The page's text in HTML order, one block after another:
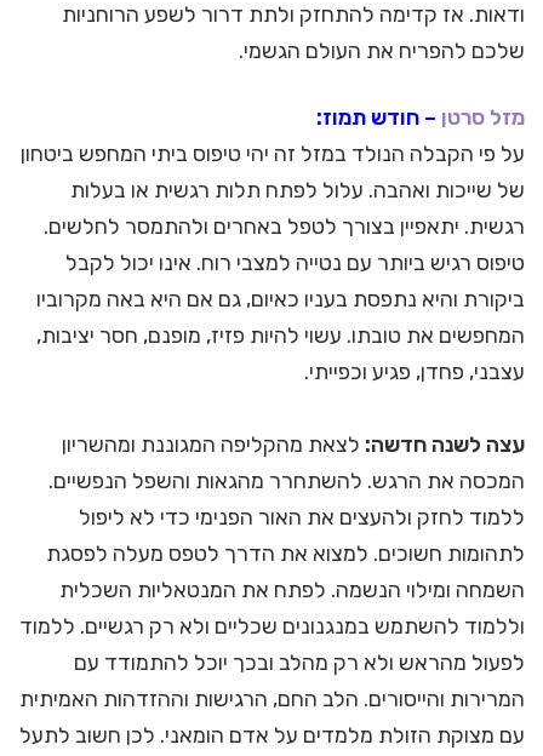
ודאות. אז קדימה להתחזק ולתת דרור לשפע הרוחניות
שלכם להפריח את העולם הגשמי.
מזל סרטן – חודש תמוז:
על פי הקבלה הנולד במזל זה יהי טיפוס ביתי המחפש ביטחון
של שייכות ואהבה. עלול לפתח תלות רגשית או בעלות
רגשית. יתאפיין בצורך לטפל באחרים ולהתמסר לחלשים.
טיפוס רגיש ביותר עם נטייה למצבי רוח. אינו יכול לקבל
ביקורת והיא נתפסת בעניו כאיום, גם אם היא באה מקרוביו
המחפשים את טובתו. עשוי להיות פזיז, מופנם, חסר יציבות,
עצבני, פחדן, פגיע וכפייתי.
עצה לשנה חדשה: לצאת מהקליפה המגוננת ומהשריון
המכסה את הרגש. להשתחרר מהגאות והשפל הנפשיים.
ללמוד לחזק ולהעצים את האור הפנימי כדי לא ליפול
לתהומות חשוכים. למצוא את הדרך לטפס מעלה לפסגת
השמחה ומילוי הנשמה. לפתח את המנטאליות השכלית
וללמוד להשתמש במנגנונים שכליים ולא רק רגשיים. ללמוד
לפעול מהראש ולא רק מהלב ובכך יוכל להתמודד עם
המרירות והייסורים. הלב החם, הרגישות וההזדהות האמיתית
עם מצוקת הזולת מלמדים על אדם הומאני. לכן חשוב לתעל